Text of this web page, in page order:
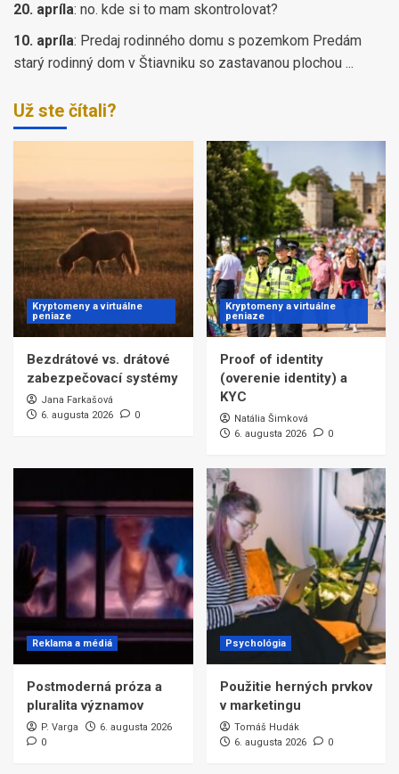
20. apríla: no. kde si to mam skontrolovat?
10. apríla: Predaj rodinného domu s pozemkom Predám
starý rodinný dom v Štiavniku so zastavanou plochou ...
Už ste čítali?
Kryptomeny a virtuálne
peniaze
Bezdrátové vs. drátové
zabezpečovací systémy
Jana Farkašová
6. augusta 2026
0
Kryptomeny a virtuálne
peniaze
Proof of identity
(overenie identity) a
KYC
Natália Šimková
6. augusta 2026
0
Reklama a médiá
Postmoderná próza a
pluralita významov
P. Varga
6. augusta 2026
0
Psychológia
Použitie herných prvkov
v marketingu
Tomáš Hudák
6. augusta 2026
0